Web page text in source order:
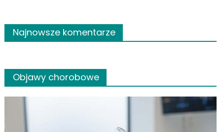
Najnowsze komentarze
Objawy chorobowe